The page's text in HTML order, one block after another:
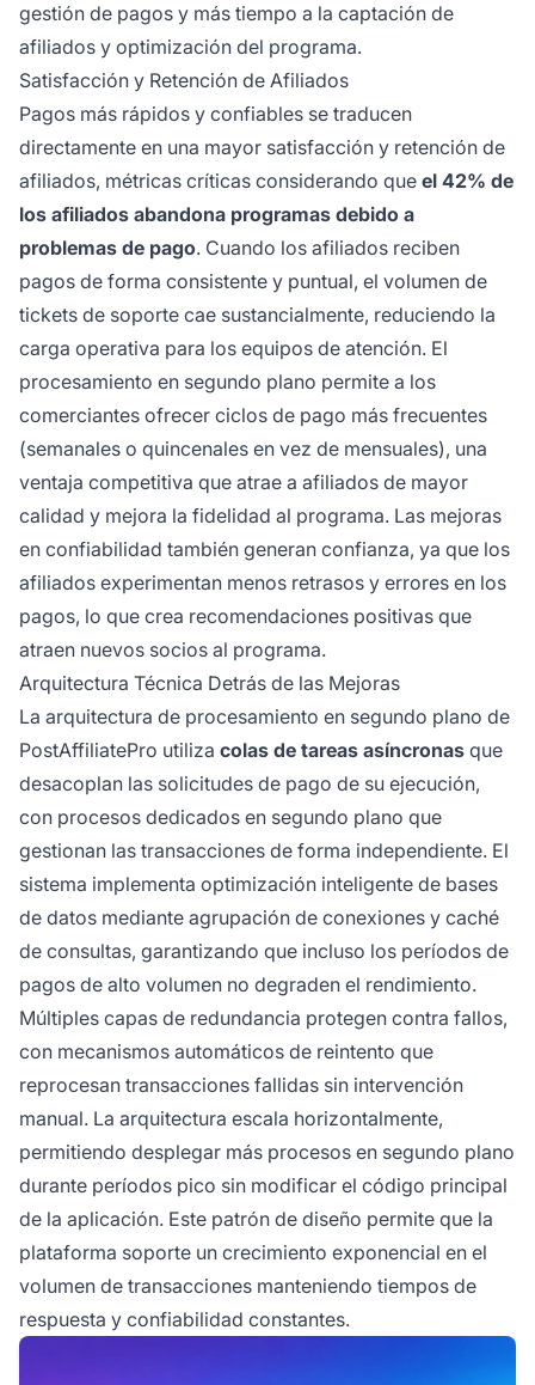
gestión de pagos y más tiempo a la captación de
afiliados y optimización del programa.
Satisfacción y Retención de Afiliados
Pagos más rápidos y confiables se traducen
directamente en una mayor satisfacción y retención de
afiliados, métricas críticas considerando que el 42% de
los afiliados abandona programas debido a
problemas de pago. Cuando los afiliados reciben
pagos de forma consistente y puntual, el volumen de
tickets de soporte cae sustancialmente, reduciendo la
carga operativa para los equipos de atención. El
procesamiento en segundo plano permite a los
comerciantes ofrecer ciclos de pago más frecuentes
(semanales o quincenales en vez de mensuales), una
ventaja competitiva que atrae a afiliados de mayor
calidad y mejora la fidelidad al programa. Las mejoras
en confiabilidad también generan confianza, ya que los
afiliados experimentan menos retrasos y errores en los
pagos, lo que crea recomendaciones positivas que
atraen nuevos socios al programa.
Arquitectura Técnica Detrás de las Mejoras
La arquitectura de procesamiento en segundo plano de
PostAffiliatePro utiliza colas de tareas asíncronas que
desacoplan las solicitudes de pago de su ejecución,
con procesos dedicados en segundo plano que
gestionan las transacciones de forma independiente. El
sistema implementa optimización inteligente de bases
de datos mediante agrupación de conexiones y caché
de consultas, garantizando que incluso los períodos de
pagos de alto volumen no degraden el rendimiento.
Múltiples capas de redundancia protegen contra fallos,
con mecanismos automáticos de reintento que
reprocesan transacciones fallidas sin intervención
manual. La arquitectura escala horizontalmente,
permitiendo desplegar más procesos en segundo plano
durante períodos pico sin modificar el código principal
de la aplicación. Este patrón de diseño permite que la
plataforma soporte un crecimiento exponencial en el
volumen de transacciones manteniendo tiempos de
respuesta y confiabilidad constantes.